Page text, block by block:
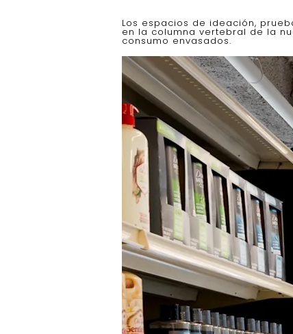
Los espacios de ideación,
en la columna vertebral de la
consumo envasados.